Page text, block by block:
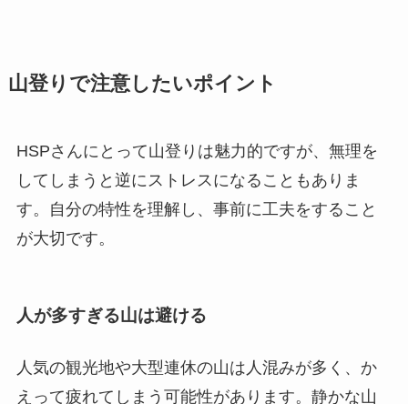
山登りで注意したいポイント
HSPさんにとって山登りは魅力的ですが、無理を
してしまうと逆にストレスになることもありま
す。自分の特性を理解し、事前に工夫をすること
が大切です。
人が多すぎる山は避ける
人気の観光地や大型連休の山は人混みが多く、か
えって疲れてしまう可能性があります。静かな山